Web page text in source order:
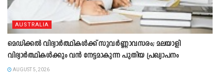
AUSTRALIA
മെഡിക്കൽ വിദ്യാർത്ഥികൾക്ക് സുവർണ്ണാവസരം; മലയാളി
വിദ്യാർത്ഥികൾക്കും വൻ നേട്ടമാകുന്ന പുതിയ പ്രഖ്യാപനം
AUGUST 5, 2026